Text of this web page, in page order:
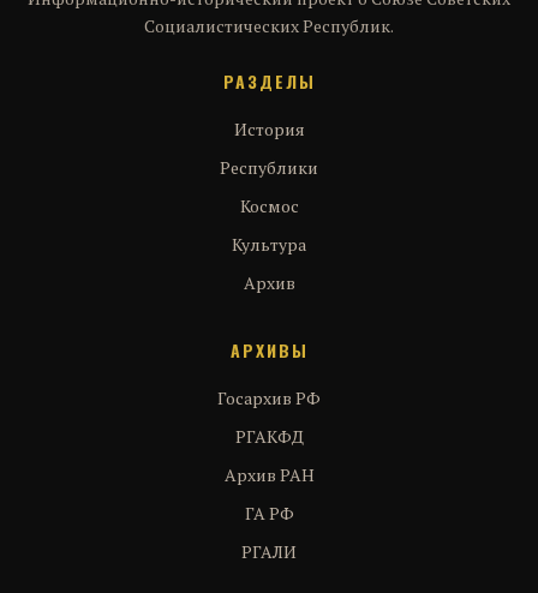
Социалистических Республик.
РАЗДЕЛЫ
История
Республики
Космос
Культура
Архив
АРХИВЫ
Госархив РФ
РГАКФД
Архив РАН
ГА РФ
РГАЛИ